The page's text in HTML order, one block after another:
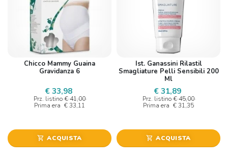
Chicco Mammy Guaina
Gravidanza 6
€ 33,98
Prz. listino € 41,00
Prima era € 33,11
shopping_cart ACQUISTA
Ist. Ganassini Rilastil
Smagliature Pelli Sensibili 200
Ml
€ 31,89
Prz. listino € 45,00
Prima era € 31,35
shopping_cart ACQUISTA